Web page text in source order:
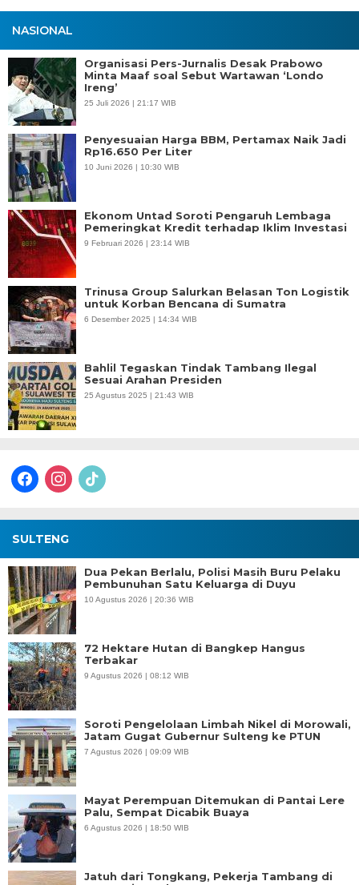
NASIONAL
Organisasi Pers-Jurnalis Desak Prabowo
Minta Maaf soal Sebut Wartawan ‘Londo
Ireng’
25 Juli 2026 | 21:17 WIB
Penyesuaian Harga BBM, Pertamax Naik Jadi
Rp16.650 Per Liter
10 Juni 2026 | 10:30 WIB
Ekonom Untad Soroti Pengaruh Lembaga
Pemeringkat Kredit terhadap Iklim Investasi
9 Februari 2026 | 23:14 WIB
Trinusa Group Salurkan Belasan Ton Logistik
untuk Korban Bencana di Sumatra
6 Desember 2025 | 14:34 WIB
Bahlil Tegaskan Tindak Tambang Ilegal
Sesuai Arahan Presiden
25 Agustus 2025 | 21:43 WIB
facebookinstagram
tiktok
SULTENG
Dua Pekan Berlalu, Polisi Masih Buru Pelaku
Pembunuhan Satu Keluarga di Duyu
10 Agustus 2026 | 20:36 WIB
72 Hektare Hutan di Bangkep Hangus
Terbakar
9 Agustus 2026 | 08:12 WIB
Soroti Pengelolaan Limbah Nikel di Morowali,
Jatam Gugat Gubernur Sulteng ke PTUN
7 Agustus 2026 | 09:09 WIB
Mayat Perempuan Ditemukan di Pantai Lere
Palu, Sempat Dicabik Buaya
6 Agustus 2026 | 18:50 WIB
Jatuh dari Tongkang, Pekerja Tambang di